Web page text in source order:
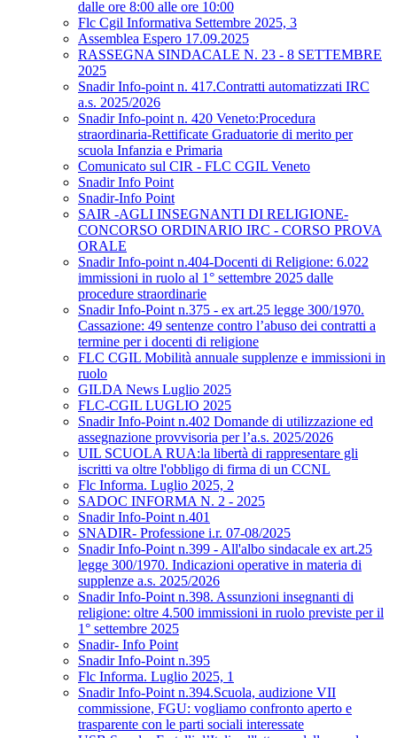
dalle ore 8:00 alle ore 10:00
Flc Cgil Informativa Settembre 2025, 3
Assemblea Espero 17.09.2025
RASSEGNA SINDACALE N. 23 - 8 SETTEMBRE
2025
Snadir Info-point n. 417.Contratti automatizzati IRC
a.s. 2025/2026
Snadir Info-point n. 420 Veneto:Procedura
straordinaria-Rettificate Graduatorie di merito per
scuola Infanzia e Primaria
Comunicato sul CIR - FLC CGIL Veneto
Snadir Info Point
Snadir-Info Point
SAIR -AGLI INSEGNANTI DI RELIGIONE-
CONCORSO ORDINARIO IRC - CORSO PROVA
ORALE
Snadir Info-point n.404-Docenti di Religione: 6.022
immissioni in ruolo al 1° settembre 2025 dalle
procedure straordinarie
Snadir Info-Point n.375 - ex art.25 legge 300/1970.
Cassazione: 49 sentenze contro l’abuso dei contratti a
termine per i docenti di religione
FLC CGIL Mobilità annuale supplenze e immissioni in
ruolo
GILDA News Luglio 2025
FLC-CGIL LUGLIO 2025
Snadir Info-Point n.402 Domande di utilizzazione ed
assegnazione provvisoria per l’a.s. 2025/2026
UIL SCUOLA RUA:la libertà di rappresentare gli
iscritti va oltre l'obbligo di firma di un CCNL
Flc Informa. Luglio 2025, 2
SADOC INFORMA N. 2 - 2025
Snadir Info-Point n.401
SNADIR- Professione i.r. 07-08/2025
Snadir Info-Point n.399 - All'albo sindacale ex art.25
legge 300/1970. Indicazioni operative in materia di
supplenze a.s. 2025/2026
Snadir Info-Point n.398. Assunzioni insegnanti di
religione: oltre 4.500 immissioni in ruolo previste per il
1° settembre 2025
Snadir- Info Point
Snadir Info-Point n.395
Flc Informa. Luglio 2025, 1
Snadir Info-Point n.394.Scuola, audizione VII
commissione, FGU: vogliamo confronto aperto e
trasparente con le parti sociali interessate